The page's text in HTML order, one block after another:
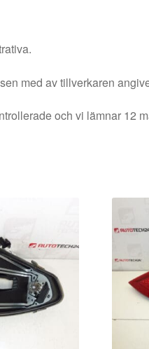
med av tillverkaren
och vi lämnar 12